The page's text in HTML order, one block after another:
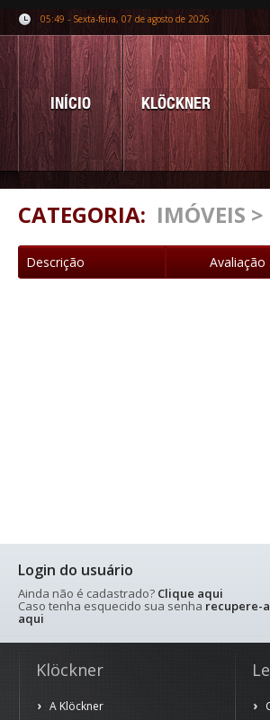
05:49 - Sexta-feira, 07 de agosto de 2026
INÍCIO KLÖCKNER
CATEGORIA: IMÓVEIS
Descrição Avaliação
Login do usuário
Ainda não é cadastrado? Clique aqui
Caso tenha esquecido sua senha recupere-a
aqui
Klöckner
A Klöckner